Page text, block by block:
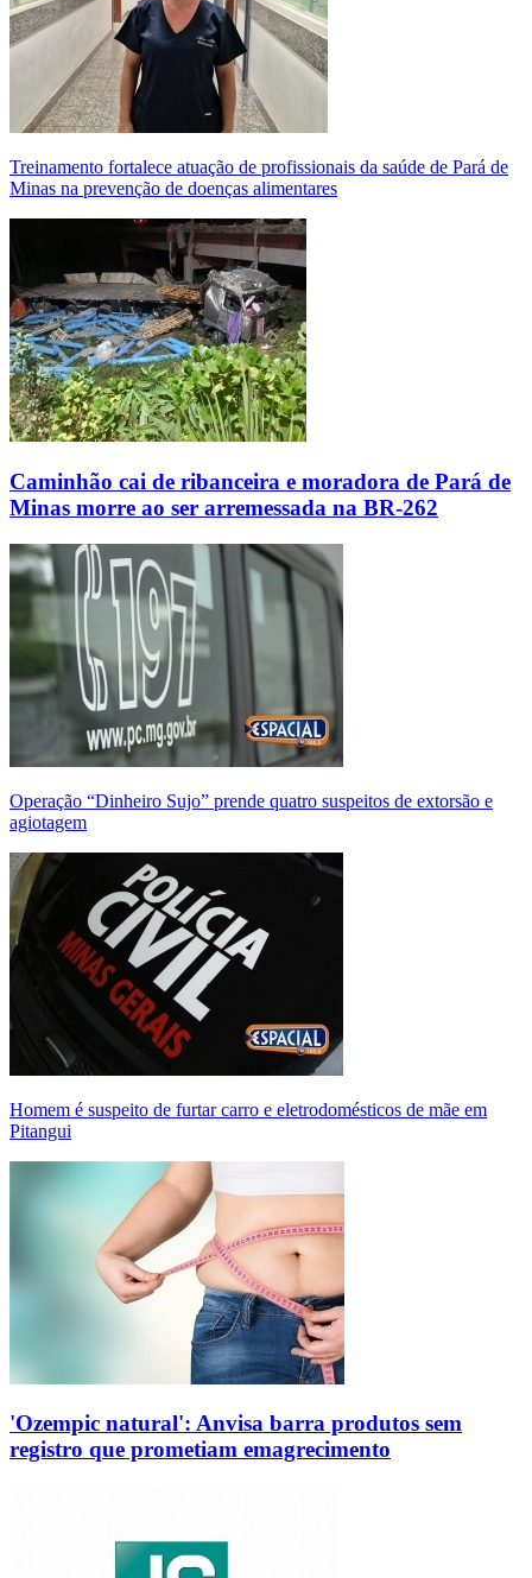
Treinamento fortalece atuação de profissionais da saúde de Pará de
Minas na prevenção de doenças alimentares
Caminhão cai de ribanceira e moradora de Pará de
Minas morre ao ser arremessada na BR-262
Operação “Dinheiro Sujo” prende quatro suspeitos de extorsão e
agiotagem
Homem é suspeito de furtar carro e eletrodomésticos de mãe em
Pitangui
'Ozempic natural': Anvisa barra produtos sem
registro que prometiam emagrecimento